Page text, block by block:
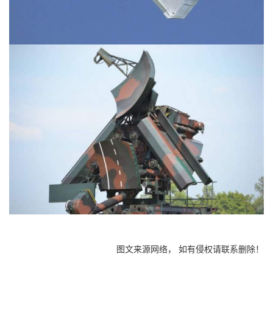
图文来源网络， 如有侵权请联系删除！